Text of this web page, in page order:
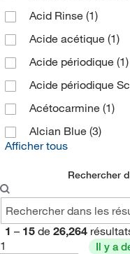
Acid Rinse (1)
Acide acétique (1)
Acide périodique (1)
Acide périodique
Acétocarmine (1)
Alcian Blue (3)
Afficher tous
Rechercher
1 – 15 de 26,264
1
Il y a